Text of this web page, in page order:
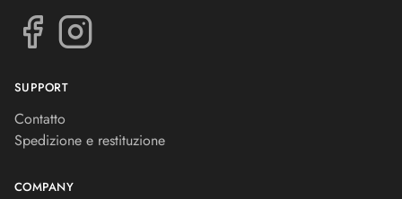
SUPPORT
Contatto
Spedizione e restituzione
COMPANY